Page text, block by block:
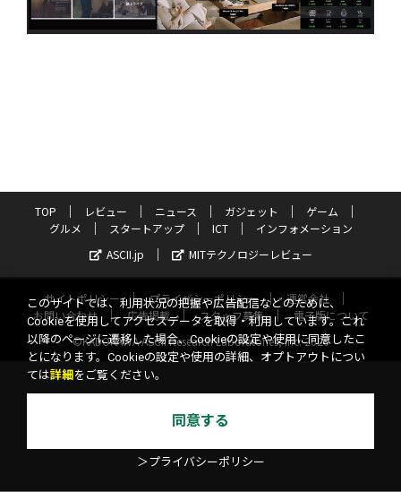
TOP レビュー ニュース ガジェット
ゲーム
グルメ
スタートアップ ICT
インフォメーション
ASCII.jp
MITテクノロジーレビュー
サイトポリシー プライバシーポリシー
運営会社
お問い合わせ
広告掲載 スタッフ募集
電子版について
©KADOKAWA ASCII Research Laboratories, Inc. 2026
このサイトでは、利用状況の把握や広告配信などのために、
Cookieを使用してアクセスデータを取得・利用しています。これ
以降のページに遷移した場合、Cookieの設定や使用に同意したこ
とになります。Cookieの設定や使用の詳細、オプトアウトについ
ては詳細 をご覧ください。
同意する
＞プライバシーポリシー